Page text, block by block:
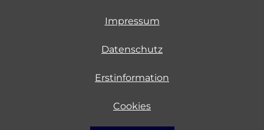
Impressum
Datenschutz
Erstinformation
Cookies